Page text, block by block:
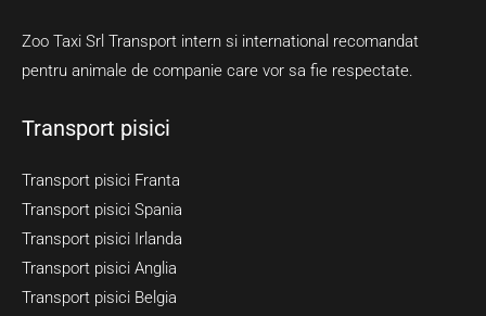
Zoo Taxi Srl Transport intern si international recomandat
pentru animale de companie care vor sa fie respectate.
Transport pisici
Transport pisici Franta
Transport pisici Spania
Transport pisici Irlanda
Transport pisici Anglia
Transport pisici Belgia